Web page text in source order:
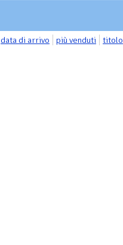
data di arrivo più venduti titolo